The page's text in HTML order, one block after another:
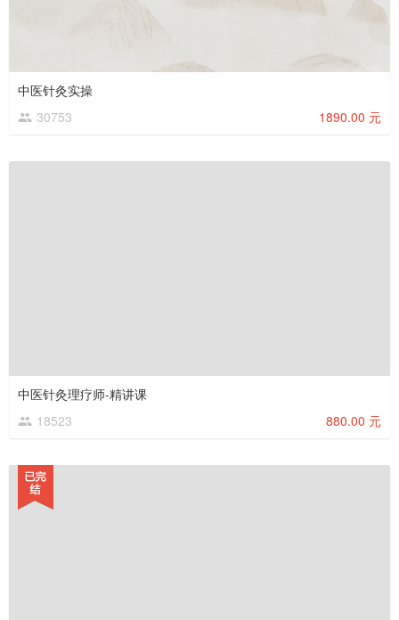
中医针灸实操
30753
1890.00 元
中医针灸理疗师-精讲课
18523
880.00 元